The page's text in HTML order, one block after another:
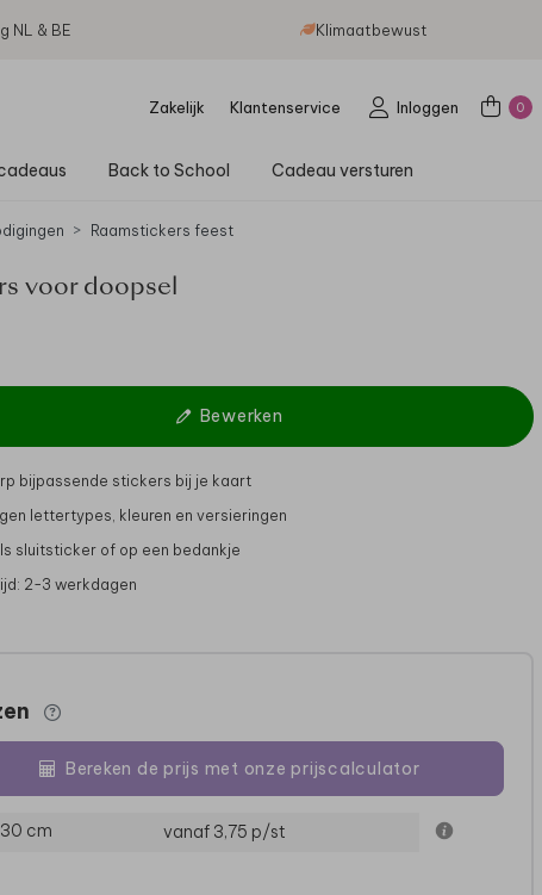
NL & BE Klimaatbewust
Zakelijk Klantenservice Inloggen 0
Back to School Cadeau versturen
Raamstickers feest
voor doopsel
Bewerken
bijpassende stickers bij je kaart
lettertypes, kleuren en versieringen
sluitsticker of op een bedankje
2-3 werkdagen
Bereken de prijs met onze prijscalculator
30 cm vanaf 3,75 p/st